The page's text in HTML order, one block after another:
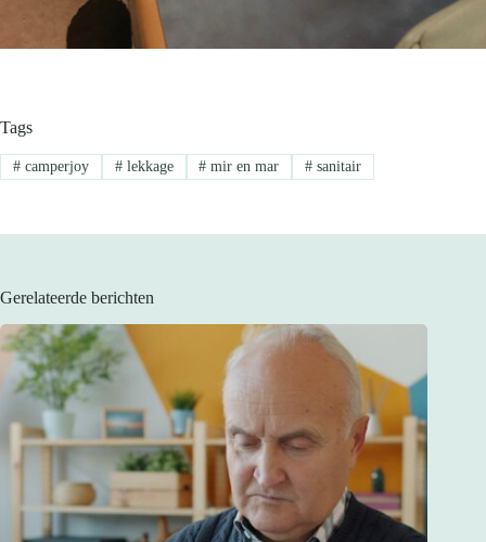
Tags
#camperjoy #lekkage # mir en mar # sanitair
Gerelateerde berichten